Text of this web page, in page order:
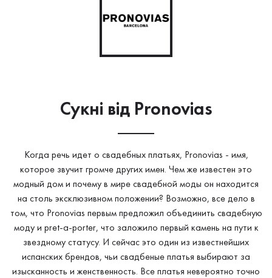
Сукнi від Pronovias
Когда речь идет о свадебных платьях, Pronovias - имя,
которое звучит громче других имен. Чем же известен это
модный дом и почему в мире свадебной моды он находится
на столь эксклюзивном положении? Возможно, все дело в
том, что Pronovias первым предложил объединить свадебную
моду и pret-a-porter, что заложило первый камень на пути к
звездному статусу. И сейчас это один из известнейших
испанских брендов, чьи свадбеные платья выбирают за
изысканность и женственность. Все платья невероятно точно